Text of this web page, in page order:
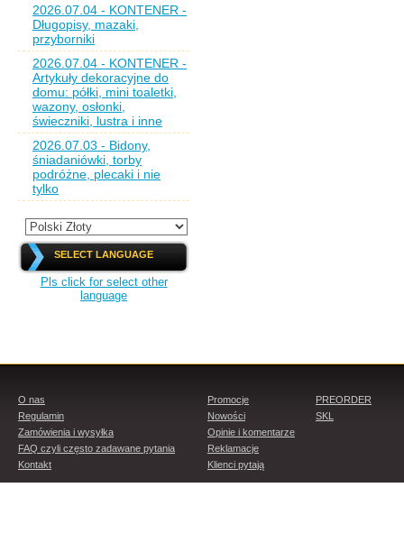
2026.07.04 - KONTENER -
Długopisy, mazaki,
przyborniki
2026.07.04 - KONTENER -
Artykuły dekoracyjne do
domu: półki, mini toaletki,
wazony, osłonki,
świeczniki, lustra i inne
2026.07.03 - Bidony,
śniadaniówki, torby
podróżne, plecaki i nie
tylko
SELECT LANGUAGE
Pls click for select other
language
O nas
Regulamin
Zamówienia i wysyłka
FAQ czyli często zadawane pytania
Kontakt
Promocje
Nowości
Opinie i komentarze
Reklamacje
Klienci pytają
PREORDER
SKL